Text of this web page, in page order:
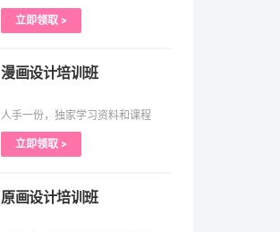
立即领取 >
漫画设计培训班
人手一份，独家学习资料和课程
立即领取 >
原画设计培训班